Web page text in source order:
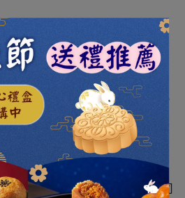
買人留存之連絡資訊發送簡訊
使用7-11的ibon機台(綠界發
(美麗科技發票)列印中獎之發票，
補印。 (參考連結：
使無法通知原購買人時，本公司